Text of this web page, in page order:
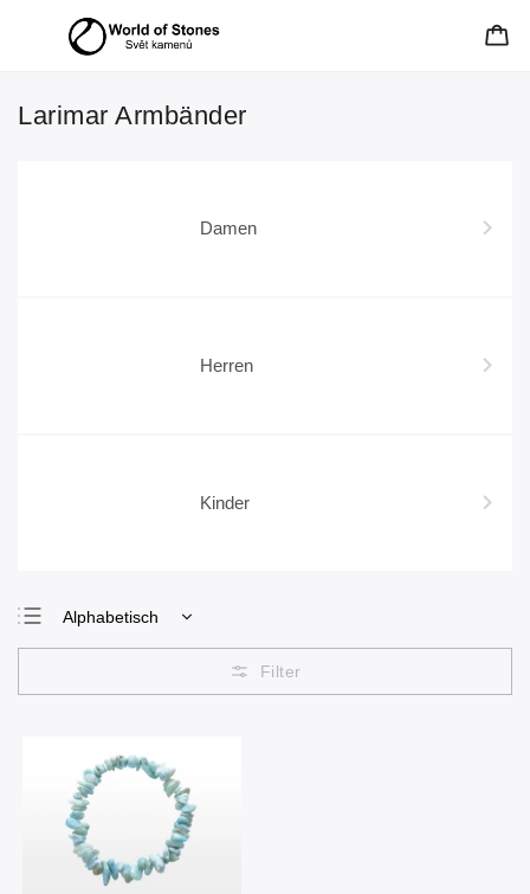
Larimar Armbänder
Damen
Herren
Kinder
Alphabetisch
Günstigste
Teuerste